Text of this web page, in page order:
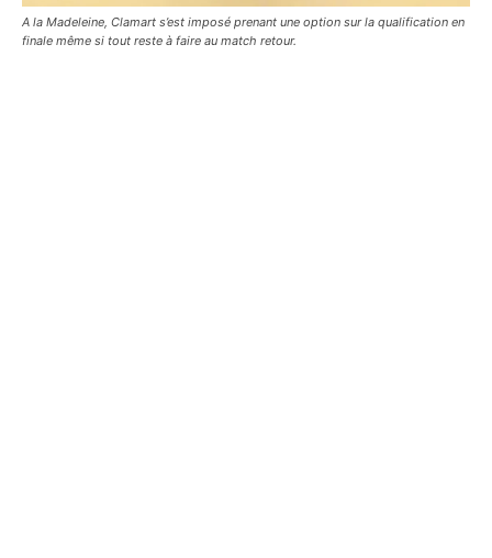
A la Madeleine, Clamart s’est imposé prenant une option sur la qualification en
finale même si tout reste à faire au match retour.